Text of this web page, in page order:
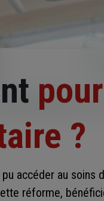
?
accéder au
réforme,